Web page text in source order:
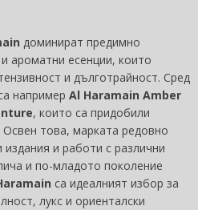
доминират предимно
есенции, които
и дълготрайност. Сред
например Al Haramain Amber
, които са придобили
това, марката редовно
и работи с различни
и по-младото поколение
са идеалният избор за
лукс и ориенталски